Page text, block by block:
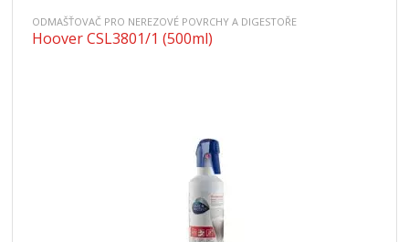
ODMAŠŤOVAČ PRO NEREZOVÉ POVRCHY A DIGESTOŘE
Hoover CSL3801/1 (500ml)